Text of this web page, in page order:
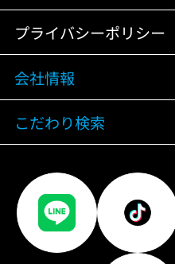
プライバシーポリシー
会社情報
こだわり検索